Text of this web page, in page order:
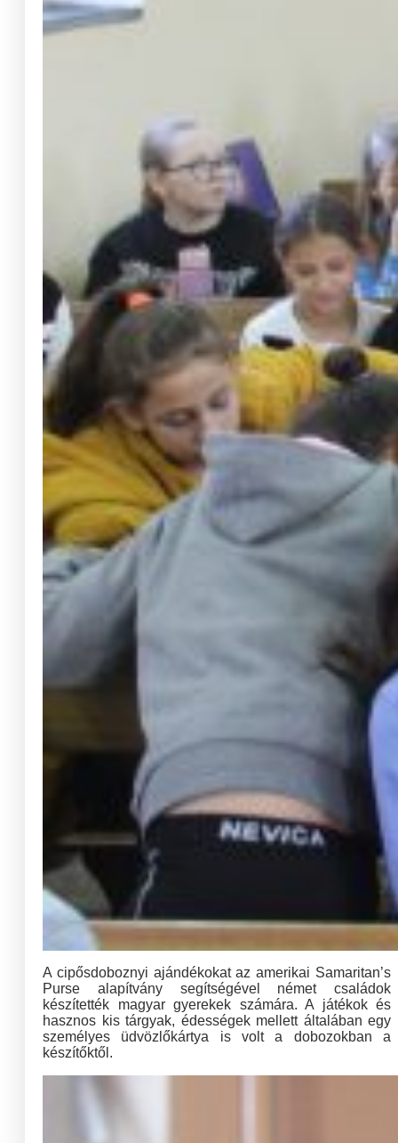
A cipősdoboznyi ajándékokat az amerikai Samaritan’s
Purse alapítvány segítségével német családok
készítették magyar gyerekek számára. A játékok és
hasznos kis tárgyak, édességek mellett általában egy
személyes üdvözlőkártya is volt a dobozokban a
készítőktől.